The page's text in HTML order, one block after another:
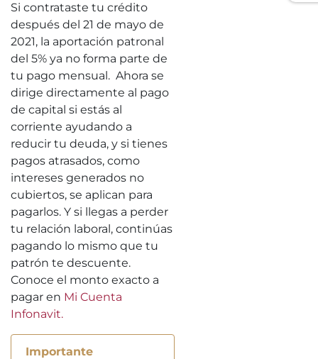
Si contrataste tu crédito
después del 21 de mayo de
2021, la aportación patronal
del 5% ya no forma parte de
tu pago mensual. Ahora se
dirige directamente al pago
de capital si estás al
corriente ayudando a
reducir tu deuda, y si tienes
pagos atrasados, como
intereses generados no
cubiertos, se aplican para
pagarlos. Y si llegas a perder
tu relación laboral, continúas
pagando lo mismo que tu
patrón te descuente.
Conoce el monto exacto a
pagar en Mi Cuenta
Infonavit.
Importante